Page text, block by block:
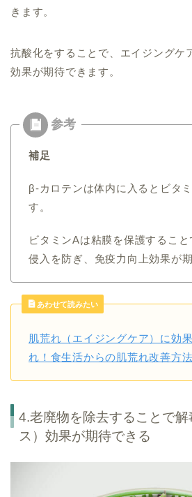
きます。
抗酸化をすることで、エイジングケ
効果が期待できます。
補足
β-カロテンは体内に入るとビタ
す。
ビタミンAは粘膜を保護するこ
侵入を防ぎ、免疫力向上効果が
あわせて読みたい
肌荒れ（エイジングケア）に効
れ！食生活からの肌荒れ改善方
4.老廃物を除去することで解
ス）効果が期待できる